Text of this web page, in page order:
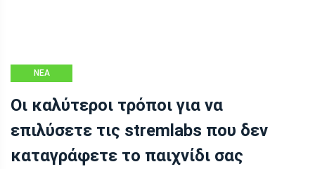
ΝΈΑ
Οι καλύτεροι τρόποι για να
επιλύσετε τις stremlabs που δεν
καταγράφετε το παιχνίδι σας